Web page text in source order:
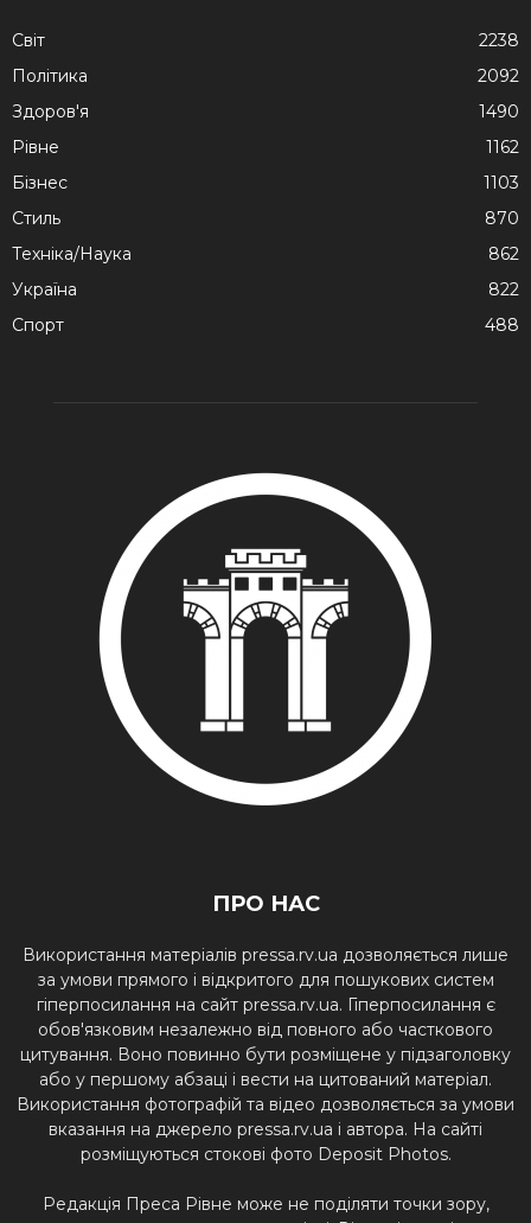
Cвіт
2238
Політика
2092
Здоров'я
1490
Рівне
1162
Бізнес
1103
Стиль
870
Техніка/Наука
862
Україна
822
Спорт
488
ПРО НАС
Використання матеріалів pressa.rv.ua дозволяється лише
за умови прямого і відкритого для пошукових систем
гіперпосилання на сайт pressa.rv.ua. Гіперпосилання є
обов'язковим незалежно від повного або часткового
цитування. Воно повинно бути розміщене у підзаголовку
або у першому абзаці і вести на цитований матеріал.
Використання фотографій та відео дозволяється за умови
вказання на джерело pressa.rv.ua і автора. На сайті
розміщуються стокові фото Deposit Photos.
Редакція Преса Рівне може не поділяти точки зору,